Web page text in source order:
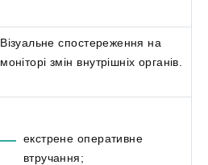
Візуальне спостереження на
моніторі змін внутрішніх органів.
екстрене оперативне
втручання;